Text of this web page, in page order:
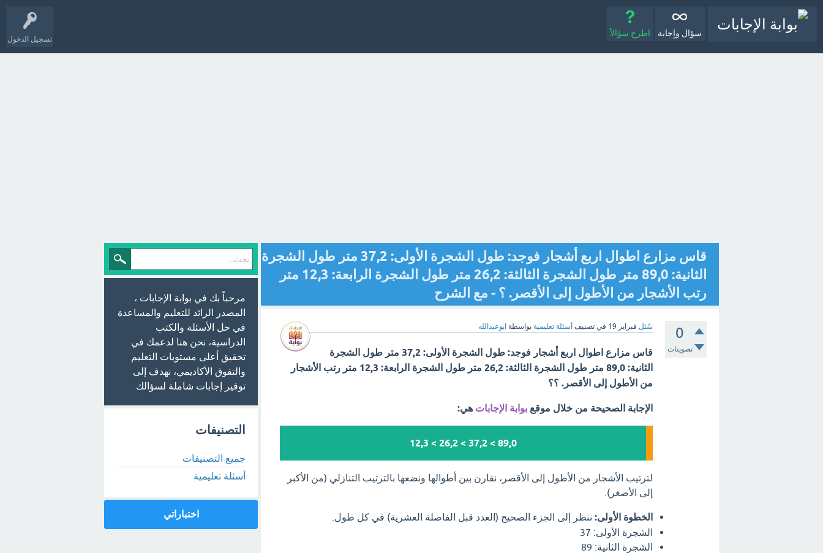
تسجيل الدخول
سؤال وإجابة اطرح سؤالاً
قاس مزارع اطوال اربع أشجار فوجد: طول الشجرة الأولى: 37,2 متر طول الشجرة
الثانية: 89,0 متر طول الشجرة الثالثة: 26,2 متر طول الشجرة الرابعة: 12,3 متر
رتب الأشجار من الأطول إلى الأقصر. ؟ - مع الشرح
0
تصويتات
سُئل فبراير 19 في تصنيف أسئلة تعليمية بواسطة ابوعبدالله
قاس مزارع اطوال اربع أشجار فوجد: طول الشجرة الأولى: 37,2 متر طول الشجرة
الثانية: 89,0 متر طول الشجرة الثالثة: 26,2 متر طول الشجرة الرابعة: 12,3 متر رتب الأشجار
من الأطول إلى الأقصر. ؟؟
الإجابة الصحيحة من خلال موقع بوابة الإجابات هي:
89,0 > 37,2 > 26,2 > 12,3
لترتيب الأشجار من الأطول إلى الأقصر، نقارن بين أطوالها ونضعها بالترتيب التنازلي (من الأكبر
إلى الأصغر).
الخطوة الأولى: ننظر إلى الجزء الصحيح (العدد قبل الفاصلة العشرية) في كل طول.
الشجرة الأولى: 37
الشجرة الثانية: 89
مرحباً بك في بوابة الإجابات ،
المصدر الرائد للتعليم والمساعدة
في حل الأسئلة والكتب
الدراسية، نحن هنا لدعمك في
تحقيق أعلى مستويات التعليم
والتفوق الأكاديمي، نهدف إلى
توفير إجابات شاملة لسؤالك
التصنيفات
جميع التصنيفات
أسئلة تعليمية
اختباراتي